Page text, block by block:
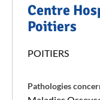
Centre
Poitiers
POITIERS
Pathologies